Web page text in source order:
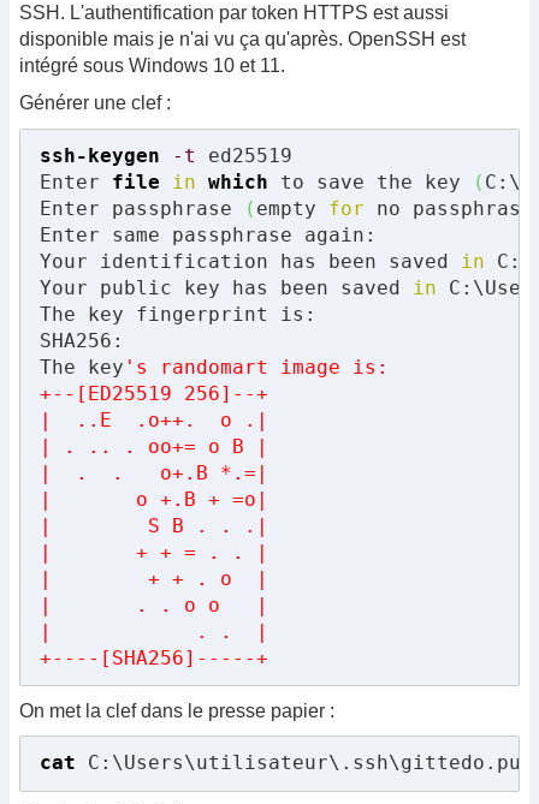
SSH. L'authentification par token HTTPS est aussi
disponible mais je n'ai vu ça qu'après. OpenSSH est
intégré sous Windows 10 et 11.
Générer une clef :
ssh-keygen -t
ed25519
Enter file in which to save the key (
Enter passphrase
( empty for no passphrase
Enter same passphrase again:
Your identification has been saved in
Your public key has been saved in
The key fingerprint is:
SHA256:
The key 's randomart image is:
+--[ED25519 256]--+
|  ..E  .o++.  o .|
| . .. . oo+= o B |
|  .  .   o+.B *.=|
|       o +.B + =o|
|        S B . . .|
|       + + = . . |
|        + + . o  |
|       . . o o   |
|            . .  |
+----[SHA256]-----+
On met la clef dans le presse papier :
cat